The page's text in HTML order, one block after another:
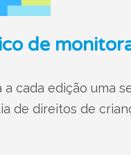
de
cada edição uma
de direitos de